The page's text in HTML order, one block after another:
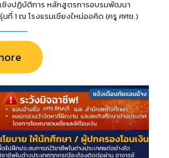
ชิงปฏิบัติการ หลักสูตรการอบรมพัฒนา
ที่ 1 ณ โรงแรมเชียงใหม่ออคิด (ครู ศศช.)